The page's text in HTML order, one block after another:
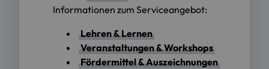
Informationen zum Serviceangebot:
Lehren & Lernen
Veranstaltungen & Workshops
Fördermittel & Auszeichnungen